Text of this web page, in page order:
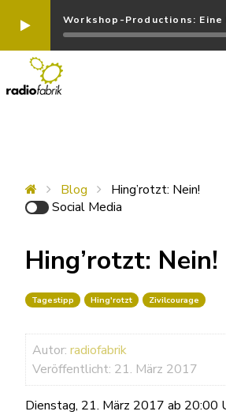
Workshop-Productions: Eine
Blog
Hing’rotzt: Nein!
Social Media
Hing’rotzt: Nein!
Tagestipp Hing'rotzt Zivilcourage
Autor: radiofabrik
Veröffentlicht: 21. März 2017
Dienstag, 21. März 2017 ab 20:00